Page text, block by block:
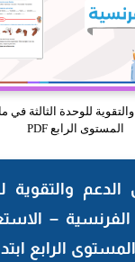
للوحدة الثالثة في
المستوى الرابع PDF
والتقوية
الفرنسية –
الرابع